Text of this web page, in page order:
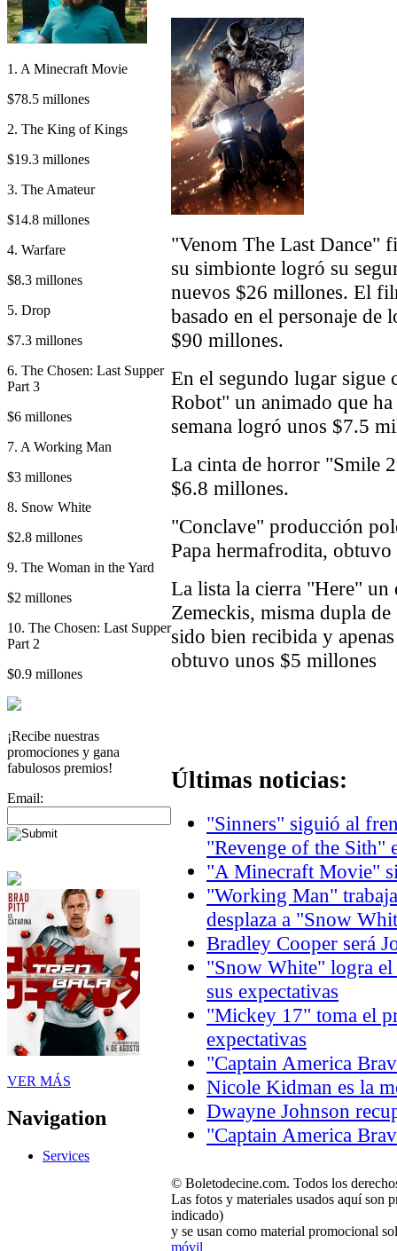
1. A Minecraft Movie
$78.5 millones
2. The King of Kings
$19.3 millones
3. The Amateur
$14.8 millones
4. Warfare
$8.3 millones
5. Drop
$7.3 millones
6. The Chosen: Last Supper
Part 3
$6 millones
7. A Working Man
$3 millones
8. Snow White
$2.8 millones
9. The Woman in the Yard
$2 millones
10. The Chosen: Last Supper
Part 2
$0.9 millones
¡Recibe nuestras
promociones y gana
fabulosos premios!
Email:
VER MÁS
Navigation
Services
"Venom The Last Dance"
su simbionte logró su
nuevos $26 millones. El
basado en el personaje de
$90 millones.
En el segundo lugar sigue
Robot" un animado que ha
semana logró unos $7.5
La cinta de horror "Smile
$6.8 millones.
"Conclave" producción
Papa hermafrodita,
La lista la cierra "Here"
Zemeckis, misma dupla
sido bien recibida y
obtuvo unos $5 millones
Últimas noticias:
"Sinners" siguió al
"Revenge of the Sith"
"A Minecraft Movie"
"Working Man"
desplaza a "Snow
Bradley Cooper será
"Snow White" logra
sus expectativas
"Mickey 17" toma el
expectativas
"Captain America
Nicole Kidman es la
Dwayne Johnson
"Captain America
© Boletodecine.com. Todos los
Las fotos y materiales usados aquí son
indicado)
y se usan como material promocional
móvil